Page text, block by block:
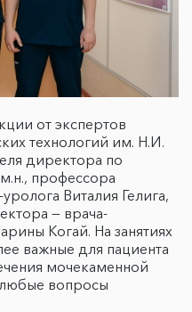
от экспертов
технологий им. Н.И.
директора по
профессора
Виталия Гелига,
— врача-
Когай. На занятиях
важные для пациента
мочекаменной
любые вопросы